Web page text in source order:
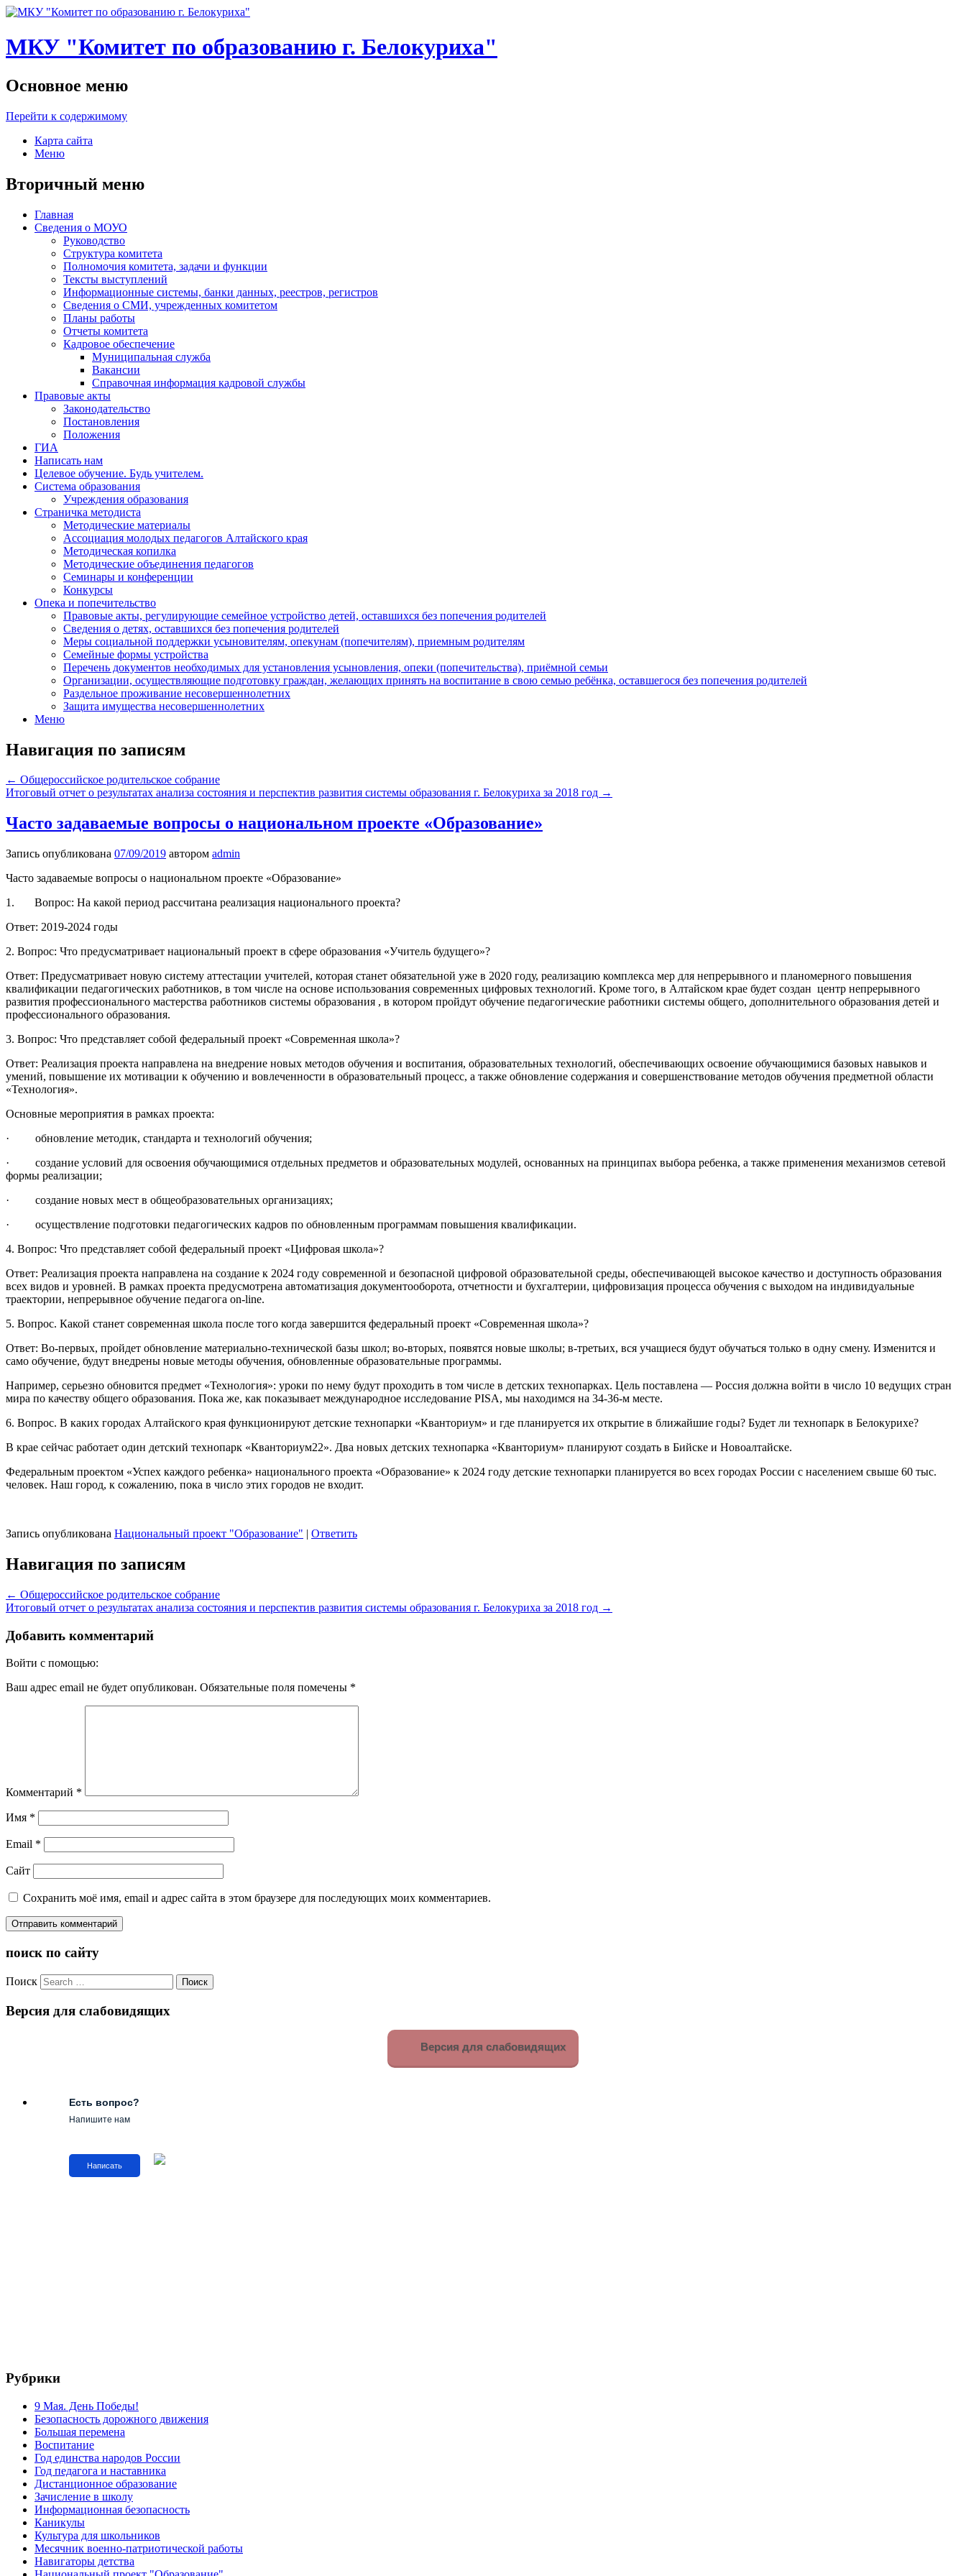
МКУ "Комитет по образованию г. Белокуриха"
Основное меню
Перейти к содержимому
Карта сайта
Меню
Вторичный меню
Главная
Сведения о МОУО
Руководство
Структура комитета
Полномочия комитета, задачи и функции
Тексты выступлений
Информационные системы, банки данных, реестров, регистров
Сведения о СМИ, учрежденных комитетом
Планы работы
Отчеты комитета
Кадровое обеспечение
Муниципальная служба
Вакансии
Справочная информация кадровой службы
Правовые акты
Законодательство
Постановления
Положения
ГИА
Написать нам
Целевое обучение. Будь учителем.
Система образования
Учреждения образования
Страничка методиста
Методические материалы
Ассоциация молодых педагогов Алтайского края
Методическая копилка
Методические объединения педагогов
Семинары и конференции
Конкурсы
Опека и попечительство
Правовые акты, регулирующие семейное устройство детей, оставшихся без попечения родителей
Сведения о детях, оставшихся без попечения родителей
Меры социальной поддержки усыновителям, опекунам (попечителям), приемным родителям
Семейные формы устройства
Перечень документов необходимых для установления усыновления, опеки (попечительства), приёмной семьи
Организации, осуществляющие подготовку граждан, желающих принять на воспитание в свою семью ребёнка, оставшегося без попечения родителей
Раздельное проживание несовершеннолетних
Защита имущества несовершеннолетних
Меню
Навигация по записям
← Общероссийское родительское собрание
Итоговый отчет о результатах анализа состояния и перспектив развития системы образования г. Белокуриха за 2018 год →
Часто задаваемые вопросы о национальном проекте «Образование»
Запись опубликована 07/09/2019 автором admin
Часто задаваемые вопросы о национальном проекте «Образование»
1. Вопрос: На какой период рассчитана реализация национального проекта?
Ответ: 2019-2024 годы
2. Вопрос: Что предусматривает национальный проект в сфере образования «Учитель будущего»?
Ответ: Предусматривает новую систему аттестации учителей, которая станет обязательной уже в 2020 году, реализацию комплекса мер для непрерывного и планомерного повышения
квалификации педагогических работников, в том числе на основе использования современных цифровых технологий. Кроме того, в Алтайском крае будет создан центр непрерывного
развития профессионального мастерства работников системы образования , в котором пройдут обучение педагогические работники системы общего, дополнительного образования детей и
профессионального образования.
3. Вопрос: Что представляет собой федеральный проект «Современная школа»?
Ответ: Реализация проекта направлена на внедрение новых методов обучения и воспитания, образовательных технологий, обеспечивающих освоение обучающимися базовых навыков и
умений, повышение их мотивации к обучению и вовлеченности в образовательный процесс, а также обновление содержания и совершенствование методов обучения предметной области
«Технология».
Основные мероприятия в рамках проекта:
· обновление методик, стандарта и технологий обучения;
· создание условий для освоения обучающимися отдельных предметов и образовательных модулей, основанных на принципах выбора ребенка, а также применения механизмов сетевой
формы реализации;
· создание новых мест в общеобразовательных организациях;
· осуществление подготовки педагогических кадров по обновленным программам повышения квалификации.
4. Вопрос: Что представляет собой федеральный проект «Цифровая школа»?
Ответ: Реализация проекта направлена на создание к 2024 году современной и безопасной цифровой образовательной среды, обеспечивающей высокое качество и доступность образования
всех видов и уровней. В рамках проекта предусмотрена автоматизация документооборота, отчетности и бухгалтерии, цифровизация процесса обучения с выходом на индивидуальные
траектории, непрерывное обучение педагога on-line.
5. Вопрос. Какой станет современная школа после того когда завершится федеральный проект «Современная школа»?
Ответ: Во-первых, пройдет обновление материально-технической базы школ; во-вторых, появятся новые школы; в-третьих, вся учащиеся будут обучаться только в одну смену. Изменится и
само обучение, будут внедрены новые методы обучения, обновленные образовательные программы.
Например, серьезно обновится предмет «Технология»: уроки по нему будут проходить в том числе в детских технопарках. Цель поставлена — Россия должна войти в число 10 ведущих стран
мира по качеству общего образования. Пока же, как показывает международное исследование PISA, мы находимся на 34-36-м месте.
6. Вопрос. В каких городах Алтайского края функционируют детские технопарки «Кванториум» и где планируется их открытие в ближайшие годы? Будет ли технопарк в Белокурихе?
В крае сейчас работает один детский технопарк «Кванториум22». Два новых детских технопарка «Кванториум» планируют создать в Бийске и Новоалтайске.
Федеральным проектом «Успех каждого ребенка» национального проекта «Образование» к 2024 году детские технопарки планируется во всех городах России с населением свыше 60 тыс.
человек. Наш город, к сожалению, пока в число этих городов не входит.
Запись опубликована Национальный проект "Образование" | Ответить
Навигация по записям
← Общероссийское родительское собрание
Итоговый отчет о результатах анализа состояния и перспектив развития системы образования г. Белокуриха за 2018 год →
Добавить комментарий
Войти с помощью:
Ваш адрес email не будет опубликован. Обязательные поля помечены *
Комментарий *
Имя *
Email *
Сайт
Сохранить моё имя, email и адрес сайта в этом браузере для последующих моих комментариев.
поиск по сайту
Поиск
Версия для слабовидящих
Версия для слабовидящих
Есть вопрос?
Напишите нам
Написать
Рубрики
9 Мая. День Победы!
Безопасность дорожного движения
Большая перемена
Воспитание
Год единства народов России
Год педагога и наставника
Дистанционное образование
Зачисление в школу
Информационная безопасность
Каникулы
Культура для школьников
Месячник военно-патриотической работы
Навигаторы детства